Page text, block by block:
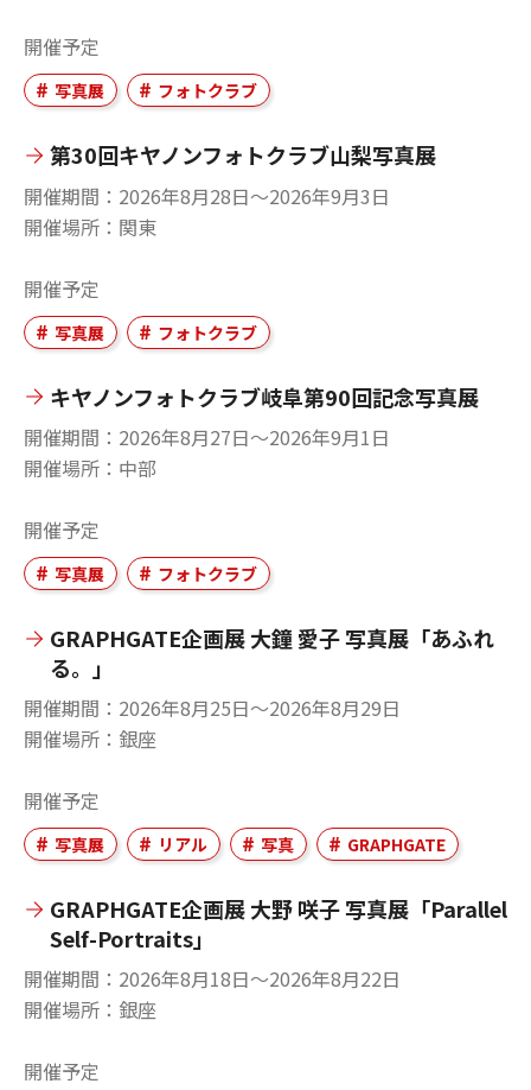
開催予定
写真展 フォトクラブ
第30回キヤノンフォトクラブ山梨写真展
開催期間
2026年8月28日〜2026年9月3日
開催場所
関東
開催予定
写真展 フォトクラブ
キヤノンフォトクラブ岐阜第90回記念写真展
開催期間
2026年8月27日〜2026年9月1日
開催場所
中部
開催予定
写真展 フォトクラブ
GRAPHGATE企画展 大鐘 愛子 写真展「あふれ
る。」
開催期間
2026年8月25日〜2026年8月29日
開催場所
銀座
開催予定
写真展 リアル 写真 GRAPHGATE
GRAPHGATE企画展 大野 咲子 写真展「Parallel
Self-Portraits」
開催期間
2026年8月18日〜2026年8月22日
開催場所
銀座
開催予定